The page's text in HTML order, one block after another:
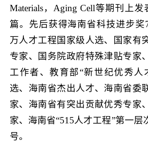
Materials，Aging Cell等期刊上发
篇。先后获得海南省科技进步奖
万人才工程国家级人选、国家有
专家、国务院政府特殊津贴专家
工作者、教育部“新世纪优秀人
选、海南省杰出人才、海南省委
家、海南省有突出贡献优秀专家
家、海南省“515人才工程”第一层
号。